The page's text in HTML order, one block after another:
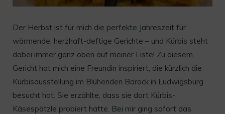
Der Herbst ist für mich die perfekte Jahreszeit für
wärmende, herzhaft-deftige Gerichte – und Kürbis steht
dabei immer ganz oben auf meiner Liste! Zu diesem
Gericht hat mich eine Freundin inspiriert, die kürzlich die
Kürbisausstellung im Blühenden Barock in Ludwigsburg
besucht hat. Sie erzählte, dass sie dort Kürbis-
Käsespätzle probiert hatte. Bei mir ging sofort das